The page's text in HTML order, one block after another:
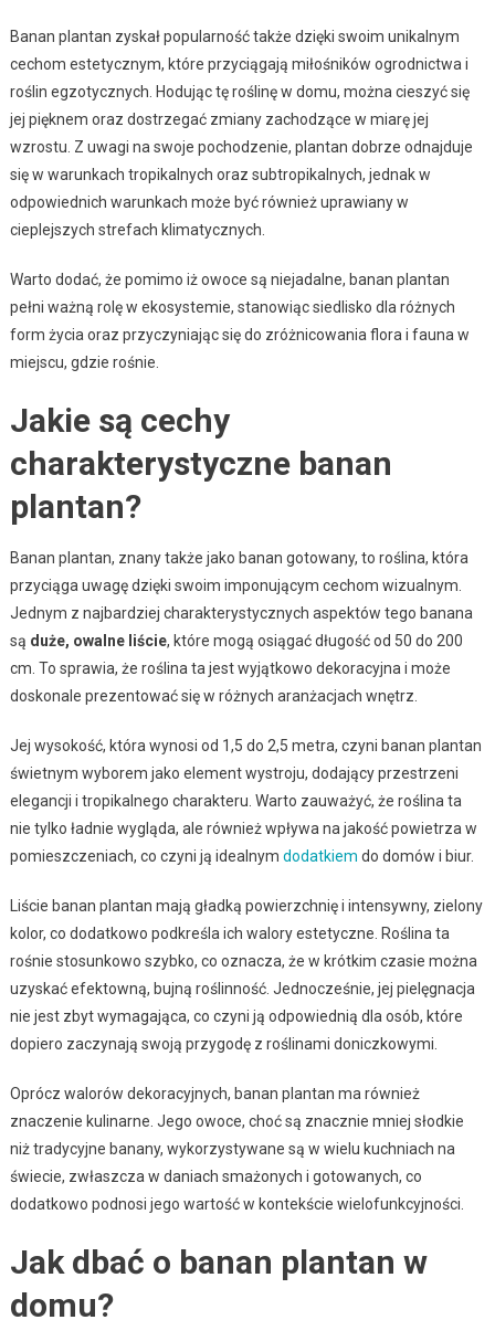
Banan plantan zyskał popularność także dzięki swoim unikalnym
cechom estetycznym, które przyciągają miłośników ogrodnictwa i
roślin egzotycznych. Hodując tę roślinę w domu, można cieszyć się
jej pięknem oraz dostrzegać zmiany zachodzące w miarę jej
wzrostu. Z uwagi na swoje pochodzenie, plantan dobrze odnajduje
się w warunkach tropikalnych oraz subtropikalnych, jednak w
odpowiednich warunkach może być również uprawiany w
cieplejszych strefach klimatycznych.
Warto dodać, że pomimo iż owoce są niejadalne, banan plantan
pełni ważną rolę w ekosystemie, stanowiąc siedlisko dla różnych
form życia oraz przyczyniając się do zróżnicowania flora i fauna w
miejscu, gdzie rośnie.
Jakie są cechy
charakterystyczne banan
plantan?
Banan plantan, znany także jako banan gotowany, to roślina, która
przyciąga uwagę dzięki swoim imponującym cechom wizualnym.
Jednym z najbardziej charakterystycznych aspektów tego banana
są duże, owalne liście, które mogą osiągać długość od 50 do 200
cm. To sprawia, że roślina ta jest wyjątkowo dekoracyjna i może
doskonale prezentować się w różnych aranżacjach wnętrz.
Jej wysokość, która wynosi od 1,5 do 2,5 metra, czyni banan plantan
świetnym wyborem jako element wystroju, dodający przestrzeni
elegancji i tropikalnego charakteru. Warto zauważyć, że roślina ta
nie tylko ładnie wygląda, ale również wpływa na jakość powietrza w
pomieszczeniach, co czyni ją idealnym dodatkiem do domów i biur.
Liście banan plantan mają gładką powierzchnię i intensywny, zielony
kolor, co dodatkowo podkreśla ich walory estetyczne. Roślina ta
rośnie stosunkowo szybko, co oznacza, że w krótkim czasie można
uzyskać efektowną, bujną roślinność. Jednocześnie, jej pielęgnacja
nie jest zbyt wymagająca, co czyni ją odpowiednią dla osób, które
dopiero zaczynają swoją przygodę z roślinami doniczkowymi.
Oprócz walorów dekoracyjnych, banan plantan ma również
znaczenie kulinarne. Jego owoce, choć są znacznie mniej słodkie
niż tradycyjne banany, wykorzystywane są w wielu kuchniach na
świecie, zwłaszcza w daniach smażonych i gotowanych, co
dodatkowo podnosi jego wartość w kontekście wielofunkcyjności.
Jak dbać o banan plantan w
domu?